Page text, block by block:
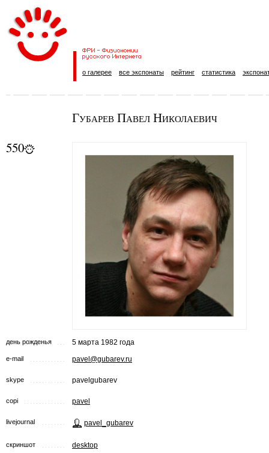
о галерее все экспонаты рейтинг статистика
Губарев Павел Николаевич
550
день рожденья 5 марта 1982 года
e-mail pavel@gubarev.ru
skype pavelgubarev
copi pavel
livejournal pavel_gubarev
скриншот desktop